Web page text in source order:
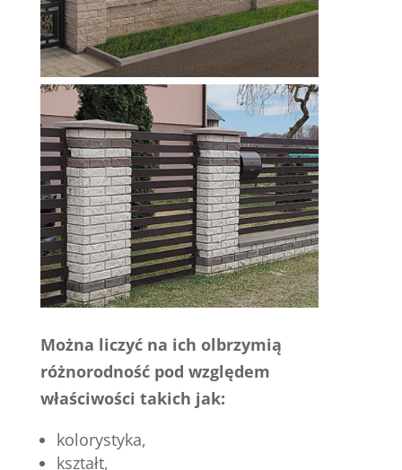
Można liczyć na ich olbrzymią
różnorodność pod względem
właściwości takich jak:
kolorystyka,
kształt,